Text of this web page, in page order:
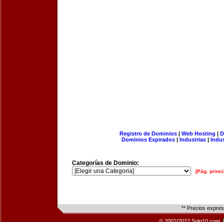
Registro de Dominios| Web Hosting |
Dominios Expirados | Industrias |
Categorías de Dominio:
[Pág.
** Precios